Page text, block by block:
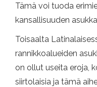
Tämä voi tuoda
kansallisuuden
Toisaalta
rannikkoalueiden
on ollut useita eroja,
siirtolaisia ​​ja tämä